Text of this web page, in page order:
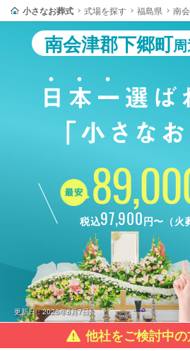
小さなお葬式 式場を探す 福島県 南
南会津郡下郷町
税込97,900円〜（火
更新日：2026年8月7日
他社をご検討中